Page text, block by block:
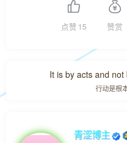
点赞 15 赞赏
It is by acts and
行动是根
青涩博主